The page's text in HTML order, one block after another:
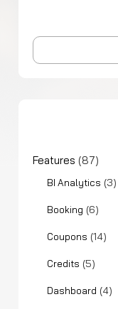
Features (87)
BI Analytics (3)
Booking (6)
Coupons (14)
Credits (5)
Dashboard (4)